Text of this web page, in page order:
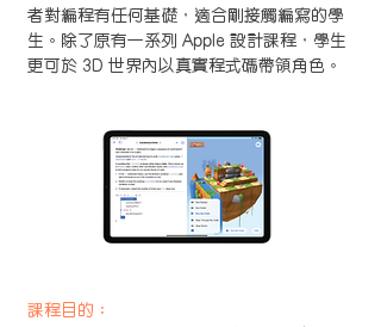
者對編程有任何基礎，適合剛接觸編寫的學
生。除了原有一系列 Apple 設計課程，學生
更可於 3D 世界內以真實程式碼帶領角色。
課程目的：